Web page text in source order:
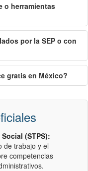
o herramientas
por la SEP o con
gratis en México?
(STPS):
de trabajo y el
competencias